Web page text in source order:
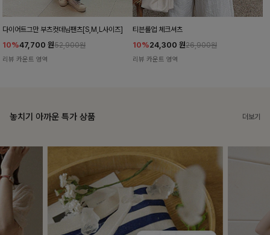
다이어트그만 부츠컷데님팬츠[S,M,L사이즈]
10%47,700 원52,900원
리뷰 카운트 영역
티븐롤업 체크셔츠
10%24,300 원26,900원
리뷰 카운트 영역
놓치기 아까운 특가 상품 더보기